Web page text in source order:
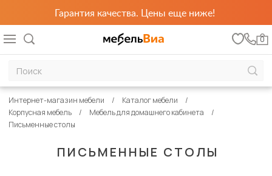
Гарантия качества. Цены еще ниже!
0
ПИСЬМЕННЫЕ СТОЛЫ
Интернет-магазин мебели
Каталог мебели
Корпусная мебель
Мебель для домашнего кабинета
Письменные столы